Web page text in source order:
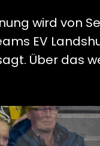
wird von
EV
Über das